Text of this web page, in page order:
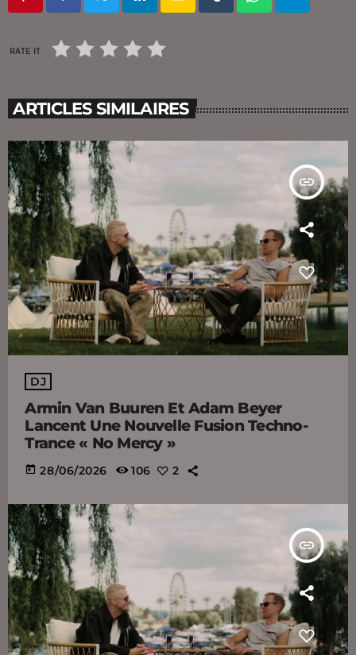
RATE IT
ARTICLES SIMILAIRES
insert_link
DJ
Armin Van Buuren Et Adam Beyer
Lancent Une Nouvelle Fusion Techno-
Trance « No Mercy »
today 28/06/2026 106 2
insert_link